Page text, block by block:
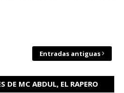
Entradas antiguas
DE MC ABDUL, EL RAPERO